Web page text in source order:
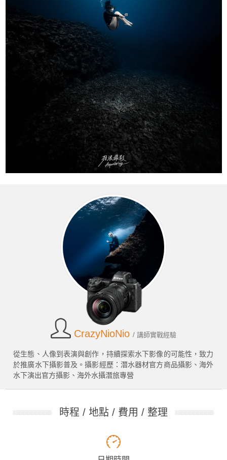
CrazyNioNio / 講師實戰經驗
從生態、人像到表演與創作，持續探索水下影像的可能性，致力
於推廣水下攝影普及。攝影經歷：潛水器材官方商品攝影、海外
水下演出官方攝影、海外水攝潛旅專營
時程 / 地點 / 費用 / 整理